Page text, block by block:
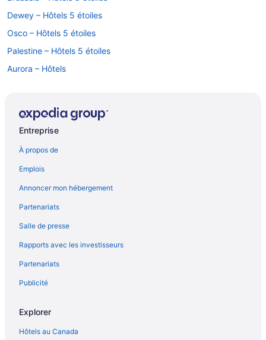
Dewey – Hôtels 5 étoiles
Osco – Hôtels 5 étoiles
Palestine – Hôtels 5 étoiles
Aurora – Hôtels
Casey – Gîtes
Cherry Valley – Hôtels
Chicago – Auberges de jeunesse
Hôtels acceptant les animaux – Chicago
Complexes et hôtels tout inclus – Chicago
Chicago – Hôtels
Chicago – Motels
Cuba – Hôtels
Cullom – Gîtes
Elmhurst – Hôtels-résidences
Fidelity – Hôtels
Entreprise
À propos de
Emplois
Annoncer mon hébergement
Partenariats
Salle de presse
Rapports avec les investisseurs
Partenariats
Publicité
Explorer
Hôtels au Canada